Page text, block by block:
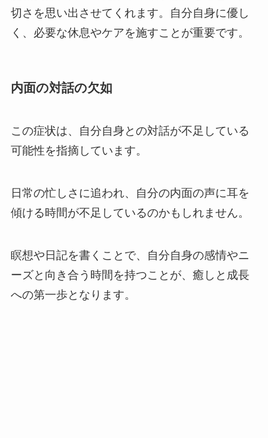
切さを思い出させてくれます。自分自身に優し
く、必要な休息やケアを施すことが重要です。
内面の対話の欠如
この症状は、自分自身との対話が不足している
可能性を指摘しています。
日常の忙しさに追われ、自分の内面の声に耳を
傾ける時間が不足しているのかもしれません。
瞑想や日記を書くことで、自分自身の感情やニ
ーズと向き合う時間を持つことが、癒しと成長
への第一歩となります。